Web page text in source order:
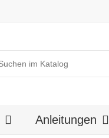
Anleitungen